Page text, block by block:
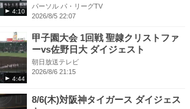
4:10
パーソル パ・リーグTV
2026/8/5 22:07
4:44
甲子園大会 1回戦 聖隷クリストファ
ーvs佐野日大 ダイジェスト
朝日放送テレビ
2026/8/6 21:15
8/6(木)対阪神タイガース ダイジェス